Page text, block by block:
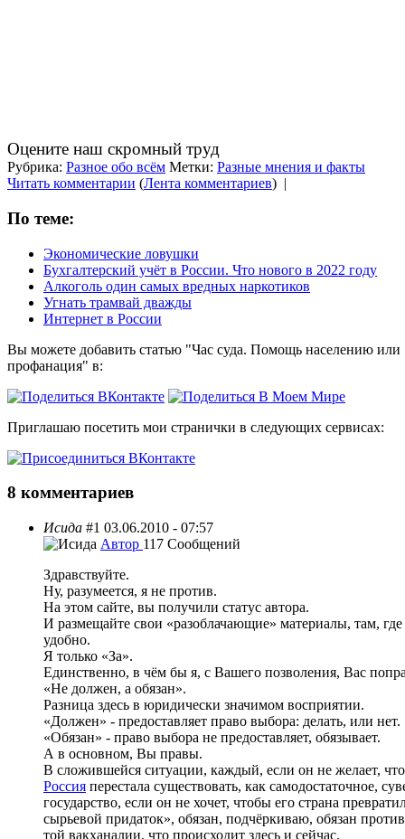
Оцените наш скромный труд
Рубрика: Разное обо всём Метки: Разные мнения и факты
Читать комментарии (Лента комментариев) |
По теме:
Экономические ловушки
Бухгалтерский учёт в России. Что нового в 2022 году
Алкоголь один самых вредных наркотиков
Угнать трамвай дважды
Интернет в России
Вы можете добавить статью "Час суда. Помощь населению или
профанация" в:
Приглашаю посетить мои странички в следующих сервисах:
8 комментариев
Исида #1 03.06.2010 - 07:57
Автор 117 Сообщений
Здравствуйте.
Ну, разумеется, я не против.
На этом сайте, вы получили статус автора.
И размещайте свои «разоблачающие» материалы, там, где
удобно.
Я только «За».
Единственно, в чём бы я, с Вашего позволения, Вас
«Не должен, а обязан».
Разница здесь в юридически значимом восприятии.
«Должен» - предоставляет право выбора: делать, или нет.
«Обязан» - право выбора не предоставляет, обязывает.
А в основном, Вы правы.
В сложившейся ситуации, каждый, если он не желает,
Россия перестала существовать, как самодостаточное,
государство, если он не хочет, чтобы его страна
сырьевой придаток», обязан, подчёркиваю, обязан
той вакханалии, что происходит здесь и сейчас.